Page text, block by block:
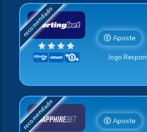
Aposte
Jogo
Aposte